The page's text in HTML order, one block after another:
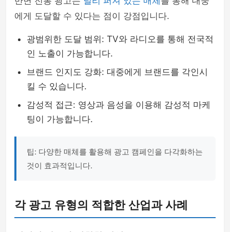
에게 도달할 수 있다는 점이 강점입니다.
광범위한 도달 범위: TV와 라디오를 통해 전국적
인 노출이 가능합니다.
브랜드 인지도 강화: 대중에게 브랜드를 각인시
킬 수 있습니다.
감성적 접근: 영상과 음성을 이용해 감성적 마케
팅이 가능합니다.
팁: 다양한 매체를 활용해 광고 캠페인을 다각화하는
것이 효과적입니다.
각 광고 유형의 적합한 산업과 사례